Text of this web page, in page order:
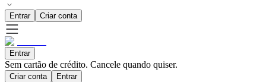
Entrar Criar conta
Entrar
Sem cartão de crédito. Cancele quando quiser.
Criar conta Entrar